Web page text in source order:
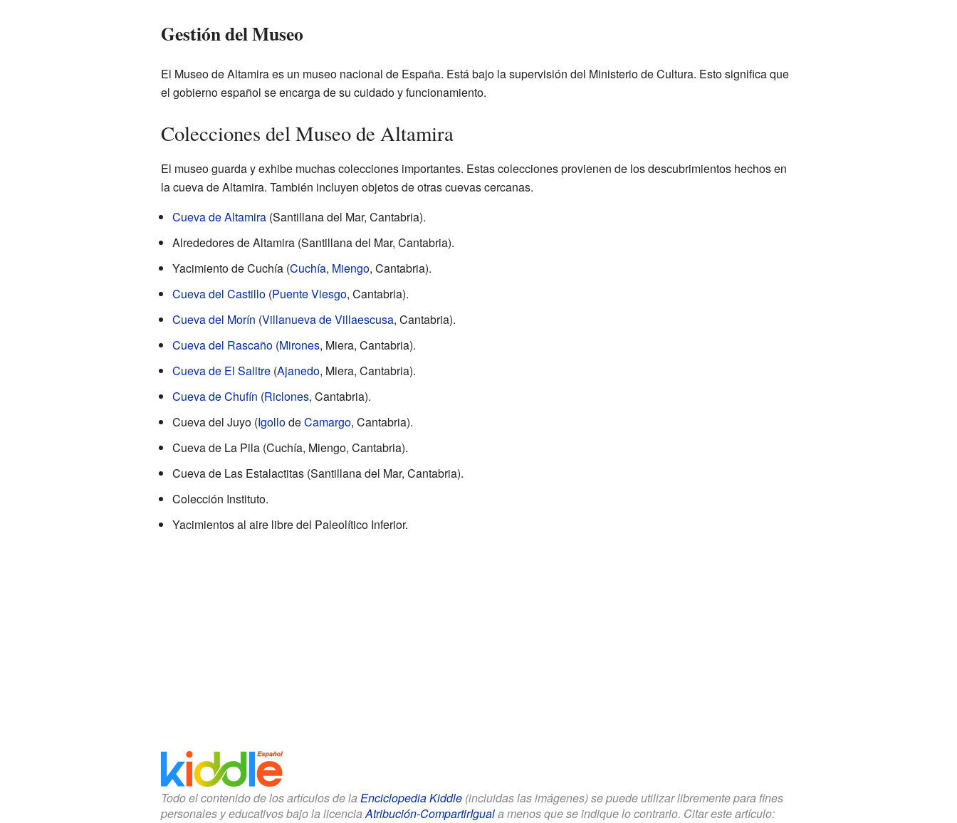
Gestión del Museo
El Museo de Altamira es un museo nacional de España. Está bajo la supervisión del Ministerio de Cultura. Esto significa que
el gobierno español se encarga de su cuidado y funcionamiento.
Colecciones del Museo de Altamira
El museo guarda y exhibe muchas colecciones importantes. Estas colecciones provienen de los descubrimientos hechos en
la cueva de Altamira. También incluyen objetos de otras cuevas cercanas.
Cueva de Altamira(Santillana del Mar, Cantabria).
Alrededores de Altamira (Santillana del Mar, Cantabria).
Yacimiento de Cuchía (Cuchía, Miengo, Cantabria).
Cueva del Castillo(Puente Viesgo, Cantabria).
Cueva del Morín (Villanueva de Villaescusa, Cantabria).
Cueva del Rascaño(Mirones, Miera, Cantabria).
Cueva de El Salitre(Ajanedo, Miera, Cantabria).
Cueva de Chufín (Riclones, Cantabria).
Cueva del Juyo (IgollodeCamargo, Cantabria).
Cueva de La Pila (Cuchía, Miengo, Cantabria).
Cueva de Las Estalactitas (Santillana del Mar, Cantabria).
Colección Instituto.
Yacimientos al aire libre del Paleolítico Inferior.
Todo el contenido de los artículos de la Enciclopedia Kiddle(incluidas las imágenes) se puede utilizar libremente para fines
personales y educativos bajo la licenciaAtribución-CompartirIguala menos que se indique lo contrario. Citar este artículo: